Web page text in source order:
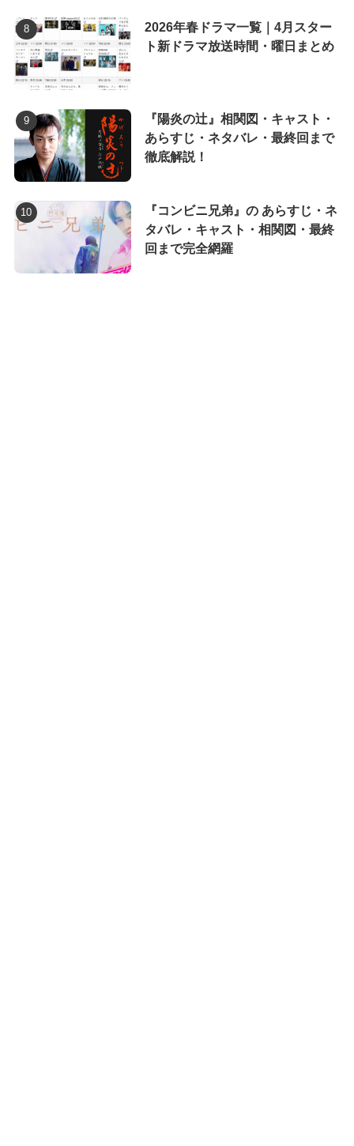
2026年春ドラマ一覧｜4月スター
ト新ドラマ放送時間・曜日まとめ
『陽炎の辻』相関図・キャスト・
あらすじ・ネタバレ・最終回まで
徹底解説！
『コンビニ兄弟』の あらすじ・ネ
タバレ・キャスト・相関図・最終
回まで完全網羅